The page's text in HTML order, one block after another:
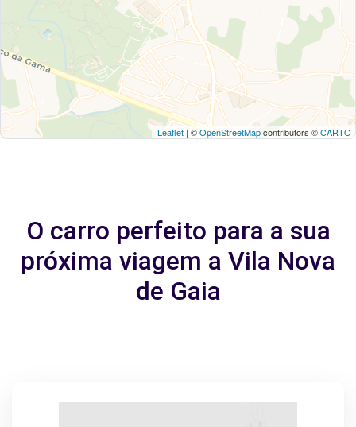
Leaflet | ©OpenStreetMapcontributors ©CARTO
O carro perfeito para a sua
próxima viagem a Vila Nova
de Gaia